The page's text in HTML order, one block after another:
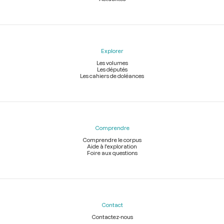
Explorer
Les volumes
Les députés
Les cahiers de doléances
Comprendre
Comprendre le corpus
Aide à l'exploration
Foire aux questions
Contact
Contactez-nous